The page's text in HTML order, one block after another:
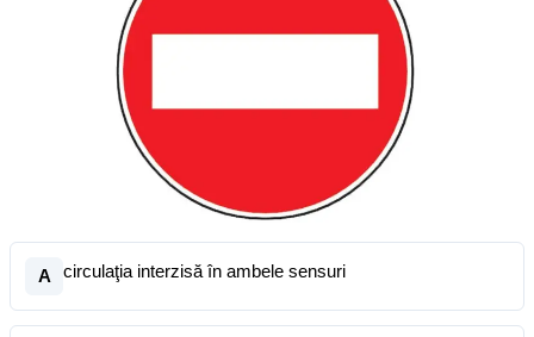
A circulaţia interzisă în ambele sensuri